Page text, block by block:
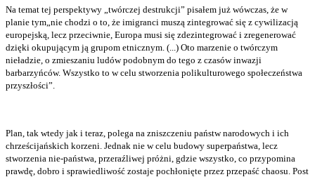
Na temat tej perspektywy „twórczej destrukcji” pisałem już wówczas, że w
planie tym„nie chodzi o to, że imigranci muszą zintegrować się z cywilizacją
europejską, lecz przeciwnie, Europa musi się zdezintegrować i zregenerować
dzięki okupującym ją grupom etnicznym. (...) Oto marzenie o twórczym
nieładzie, o zmieszaniu ludów podobnym do tego z czasów inwazji
barbarzyńców. Wszystko to w celu stworzenia polikulturowego społeczeństwa
przyszłości”.
Plan, tak wtedy jak i teraz, polega na zniszczeniu państw narodowych i ich
chrześcijańskich korzeni. Jednak nie w celu budowy superpaństwa, lecz
stworzenia nie-państwa, przeraźliwej próżni, gdzie wszystko, co przypomina
prawdę, dobro i sprawiedliwość zostaje pochłonięte przez przepaść chaosu. Post